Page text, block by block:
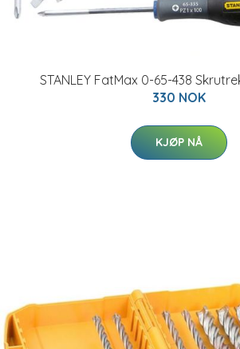
STANLEY FatMax 0-65-438
330 NOK
KJØP NÅ